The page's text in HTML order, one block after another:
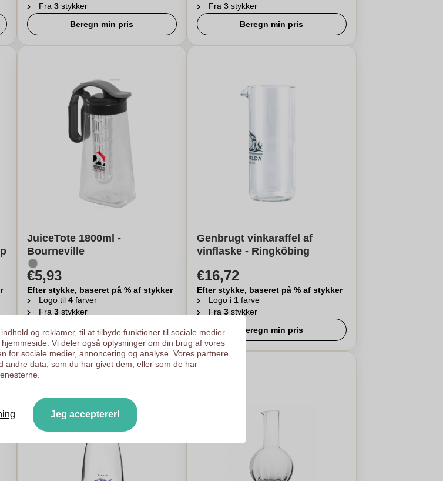
Fra 3 stykker
Beregn min pris
Fra 3 stykker
Beregn min pris
JuiceTote 1800ml -
Bourneville
€5,93
Efter stykke, baseret på % af stykker
Logo til 4 farver
Fra 3 stykker
Beregn min pris
Genbrugt vinkaraffel af
vinflaske - Ringköbing
€16,72
Efter stykke, baseret på % af stykker
Logo i 1 farve
Fra 3 stykker
Beregn min pris
og reklamer, til at tilbyde funktioner til sociale medier
Vi deler også oplysninger om din brug af vores
for sociale medier, annoncering og analyse. Vores partnere
andre data, som du har givet dem, eller som de har
Jeg accepterer!